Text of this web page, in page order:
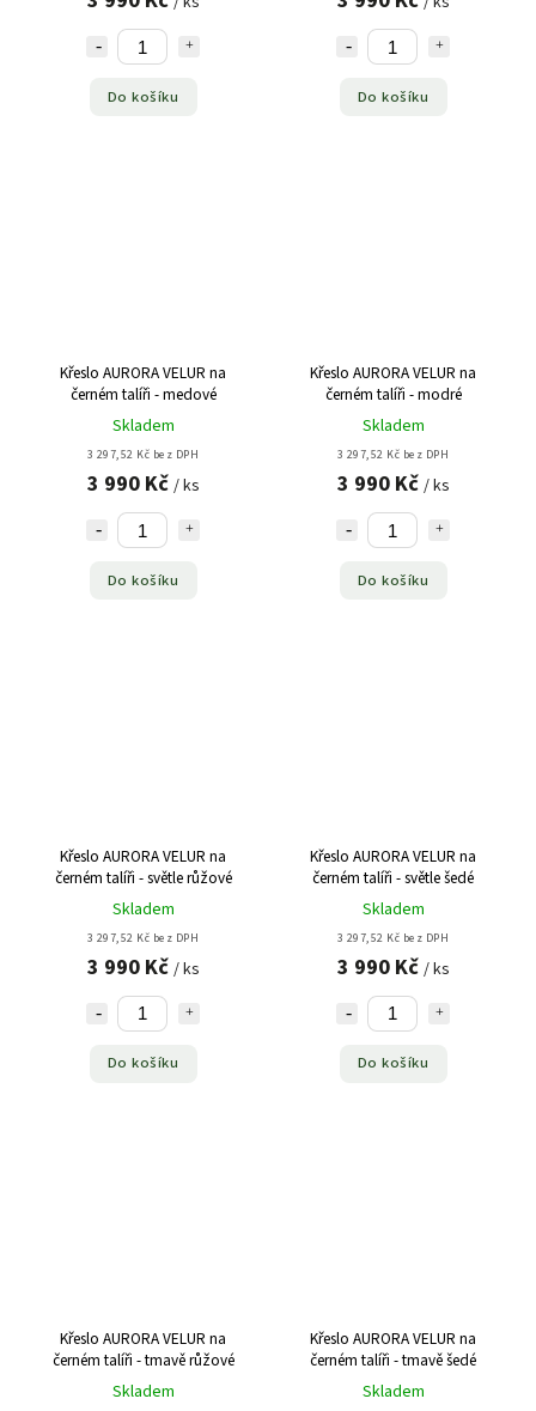
Do košíku Do košíku
Křeslo AURORA VELUR na
černém talíři - medové
Skladem
3 297,52 Kč bez DPH
3 990 Kč / ks
Do košíku
Křeslo AURORA VELUR na
černém talíři - modré
Skladem
3 297,52 Kč bez DPH
3 990 Kč / ks
Do košíku
Křeslo AURORA VELUR na
černém talíři - světle růžové
Skladem
3 297,52 Kč bez DPH
3 990 Kč / ks
Do košíku
Křeslo AURORA VELUR na
černém talíři - světle šedé
Skladem
3 297,52 Kč bez DPH
3 990 Kč / ks
Do košíku
Křeslo AURORA VELUR na
černém talíři - tmavě růžové
Skladem
Křeslo AURORA VELUR na
černém talíři - tmavě šedé
Skladem